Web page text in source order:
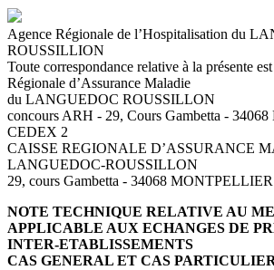
Agence Régionale de l’Hospitalisation du
ROUSSILLION
Toute correspondance relative à la présente
Régionale d’Assurance Maladie
du LANGUEDOC ROUSSILLON
concours ARH - 29, Cours Gambetta -
CEDEX 2
CAISSE REGIONALE D’ASSURANCE
LANGUEDOC-ROUSSILLON
29, cours Gambetta - 34068
NOTE TECHNIQUE RELATIVE AU
APPLICABLE AUX ECHANGES DE
INTER-ETABLISSEMENTS
CAS GENERAL ET CAS